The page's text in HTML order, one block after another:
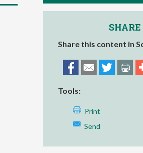
SHARE
Share this content in
Tools:
Print
Send